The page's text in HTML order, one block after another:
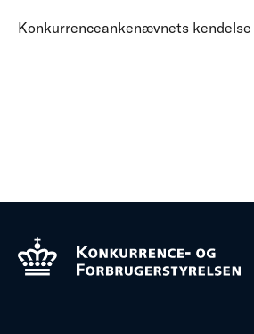
Konkurrenceankenævnets kendelse